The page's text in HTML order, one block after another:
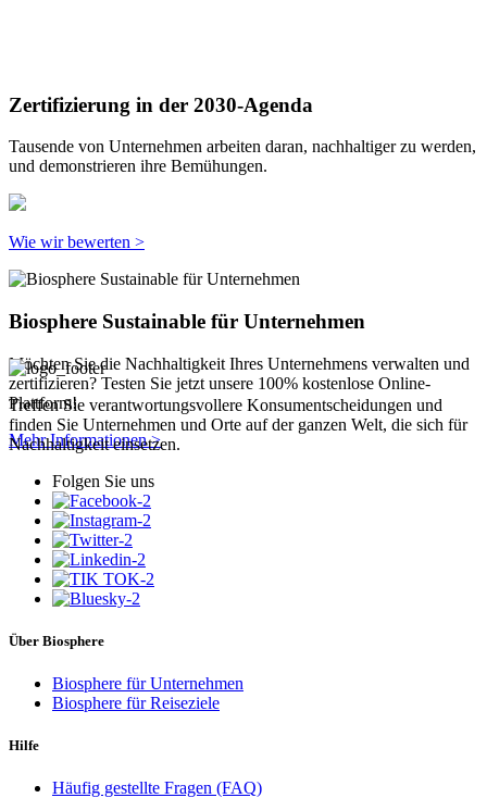
Zertifizierung in der 2030-Agenda
Tausende von Unternehmen arbeiten daran, nachhaltiger zu werden,
und demonstrieren ihre Bemühungen.
Wie wir bewerten >
Biosphere Sustainable für Unternehmen
Möchten Sie die Nachhaltigkeit Ihres Unternehmens verwalten und
zertifizieren? Testen Sie jetzt unsere 100% kostenlose Online-
Plattform!
Mehr Informationen >
Treffen Sie verantwortungsvollere Konsumentscheidungen und
finden Sie Unternehmen und Orte auf der ganzen Welt, die sich für
Nachhaltigkeit einsetzen.
Folgen Sie uns
Über Biosphere
Biosphere für Unternehmen
Biosphere für Reiseziele
Hilfe
Häufig gestellte Fragen (FAQ)